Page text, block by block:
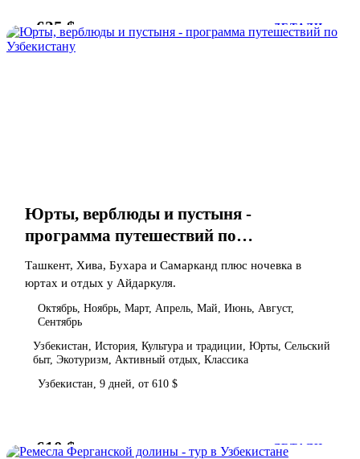
от625 $ ДЕТАЛИ
Юрты, верблюды и пустыня -
программа путешествий по
Узбекистану
Ташкент, Хива, Бухара и Самарканд плюс ночевка в
юртах и отдых у Айдаркуля.
Октябрь, Ноябрь, Март, Апрель, Май, Июнь, Август,
Сентябрь
Узбекистан, История, Культура и традиции, Юрты, Сельский
быт, Экотуризм, Активный отдых, Классика
Узбекистан, 9 дней, от 610 $
от610 $ ДЕТАЛИ